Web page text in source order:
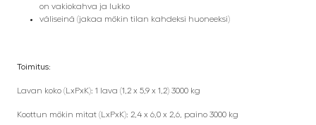
on vakiokahva ja lukko
väliseinä (jakaa mökin tilan kahdeksi huoneeksi)
Toimitus:
Lavan koko (LxPxK): 1 lava (1,2 x 5,9 x 1,2) 3000 kg
Koottun mökin mitat (LxPxK): 2,4 x 6,0 x 2,6, paino 3000 kg